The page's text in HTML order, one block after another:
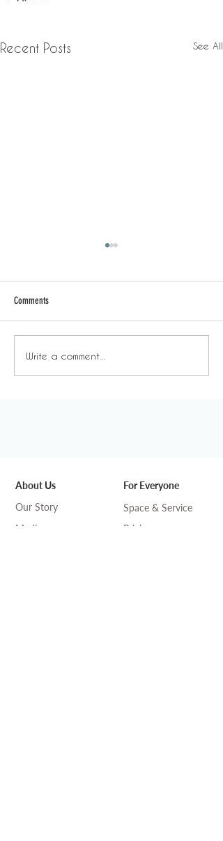
Recent Posts See All
日常背後 - 放飯時間
Comments
Write a comment...
About Us
Our Story
Media
For Everyone
Space & Service
Pricing